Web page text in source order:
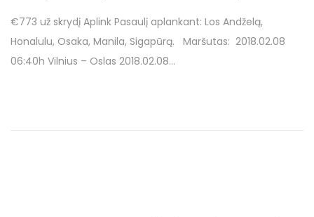
s
t
e
€773 už skrydį Aplink Pasaulį aplankant: Los Andželą,
Honalulu, Osaka, Manila, Sigapūrą. Maršutas: 2018.02.08
06:40h Vilnius – Oslas 2018.02.08…